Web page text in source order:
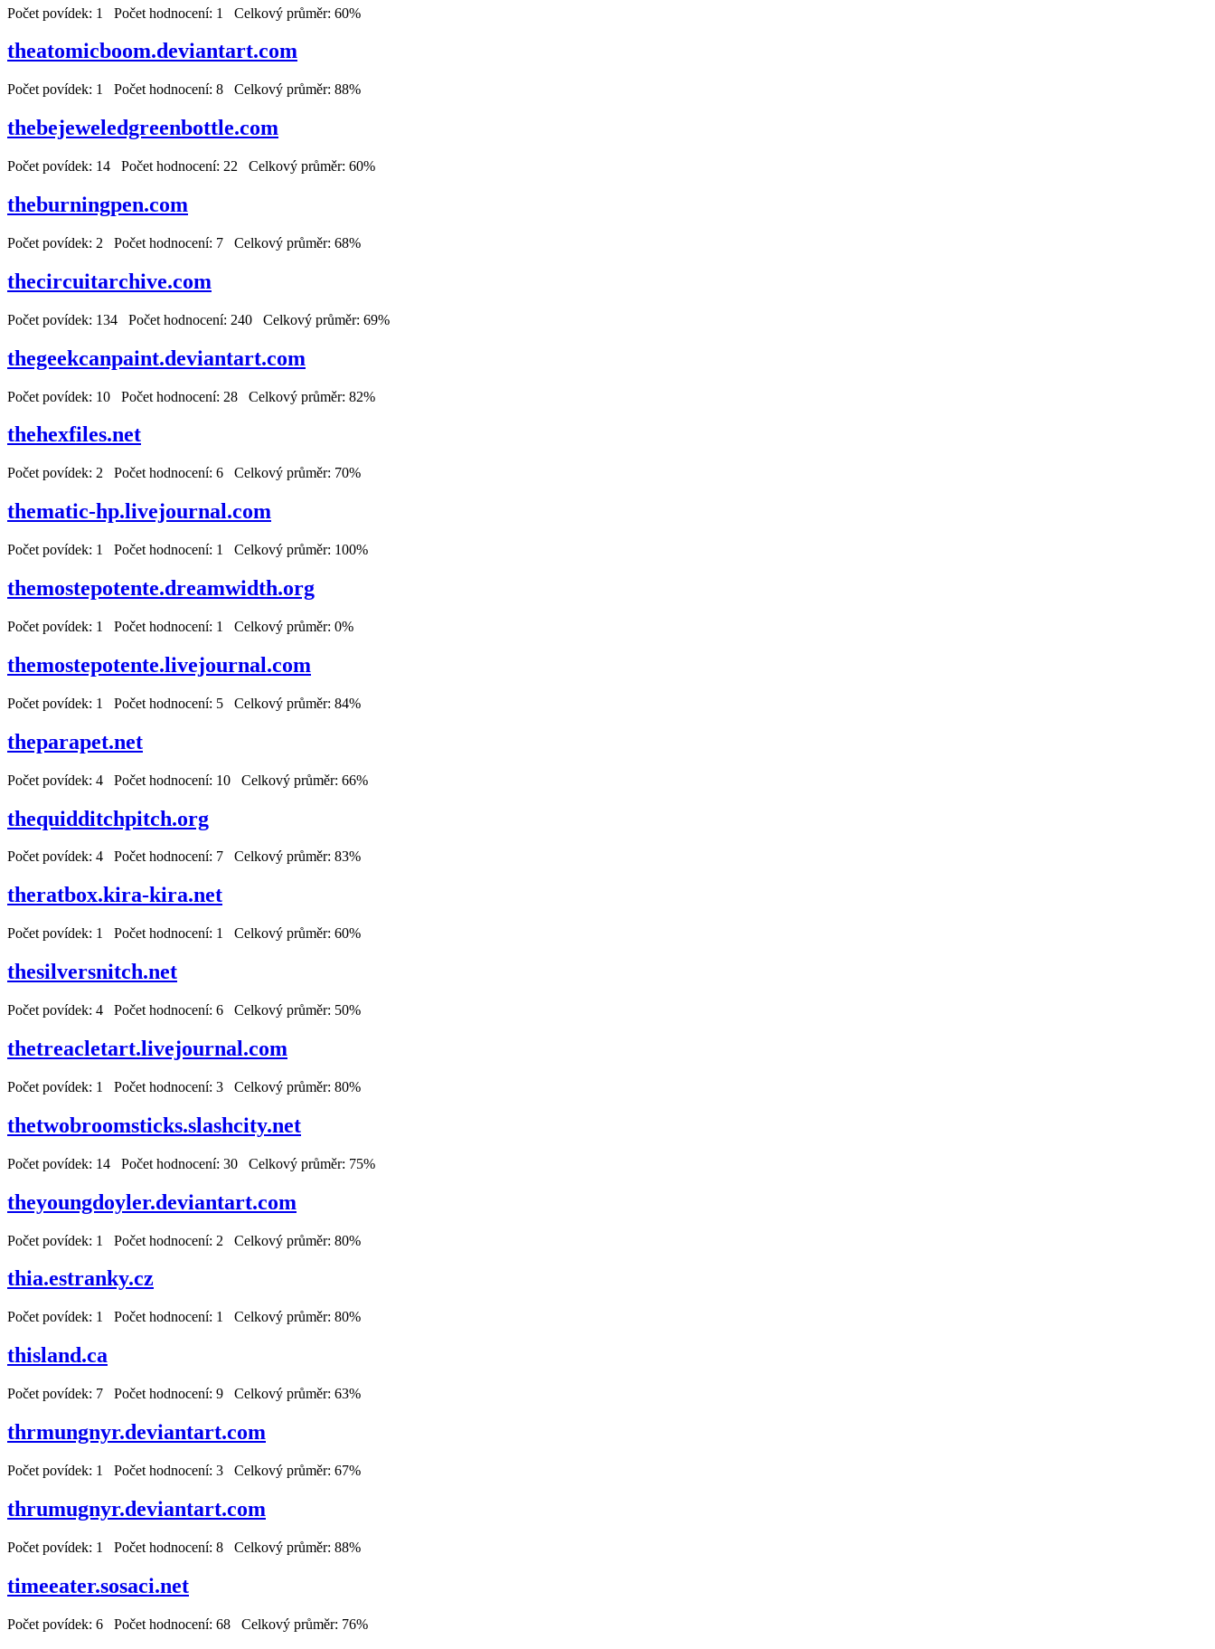
Počet povídek: 1 Počet hodnocení: 1 Celkový průměr: 60%
theatomicboom.deviantart.com
Počet povídek: 1 Počet hodnocení: 8 Celkový průměr: 88%
thebejeweledgreenbottle.com
Počet povídek: 14 Počet hodnocení: 22 Celkový průměr: 60%
theburningpen.com
Počet povídek: 2 Počet hodnocení: 7 Celkový průměr: 68%
thecircuitarchive.com
Počet povídek: 134 Počet hodnocení: 240 Celkový průměr: 69%
thegeekcanpaint.deviantart.com
Počet povídek: 10 Počet hodnocení: 28 Celkový průměr: 82%
thehexfiles.net
Počet povídek: 2 Počet hodnocení: 6 Celkový průměr: 70%
thematic-hp.livejournal.com
Počet povídek: 1 Počet hodnocení: 1 Celkový průměr: 100%
themostepotente.dreamwidth.org
Počet povídek: 1 Počet hodnocení: 1 Celkový průměr: 0%
themostepotente.livejournal.com
Počet povídek: 1 Počet hodnocení: 5 Celkový průměr: 84%
theparapet.net
Počet povídek: 4 Počet hodnocení: 10 Celkový průměr: 66%
thequidditchpitch.org
Počet povídek: 4 Počet hodnocení: 7 Celkový průměr: 83%
theratbox.kira-kira.net
Počet povídek: 1 Počet hodnocení: 1 Celkový průměr: 60%
thesilversnitch.net
Počet povídek: 4 Počet hodnocení: 6 Celkový průměr: 50%
thetreacletart.livejournal.com
Počet povídek: 1 Počet hodnocení: 3 Celkový průměr: 80%
thetwobroomsticks.slashcity.net
Počet povídek: 14 Počet hodnocení: 30 Celkový průměr: 75%
theyoungdoyler.deviantart.com
Počet povídek: 1 Počet hodnocení: 2 Celkový průměr: 80%
thia.estranky.cz
Počet povídek: 1 Počet hodnocení: 1 Celkový průměr: 80%
thisland.ca
Počet povídek: 7 Počet hodnocení: 9 Celkový průměr: 63%
thrmungnyr.deviantart.com
Počet povídek: 1 Počet hodnocení: 3 Celkový průměr: 67%
thrumugnyr.deviantart.com
Počet povídek: 1 Počet hodnocení: 8 Celkový průměr: 88%
timeeater.sosaci.net
Počet povídek: 6 Počet hodnocení: 68 Celkový průměr: 76%